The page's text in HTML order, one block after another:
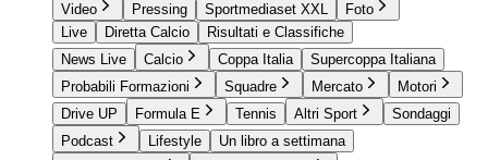
Video Pressing Sportmediaset XXL
Foto
Live
Diretta Calcio
Risultati e Classifiche
News Live
Calcio Coppa Italia
Supercoppa Italiana
Probabili Formazioni
Squadre Mercato
Motori
Drive UP
Formula E Tennis Altri Sport
Sondaggi
Podcast
Lifestyle
Un libro a settimana